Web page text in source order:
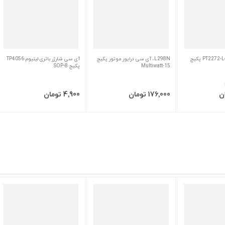
آی سی دیکودر PT2272-L4 پکیج
L298N، آی سی درایور موتور پکیج
Multiwatt-15
‎176٬000 تومان
افزودن به سبد
آی سی شارژر باتری لیتیوم TP4056
پکیج SOP-8
‎4٬900 تومان
افزودن به سبد